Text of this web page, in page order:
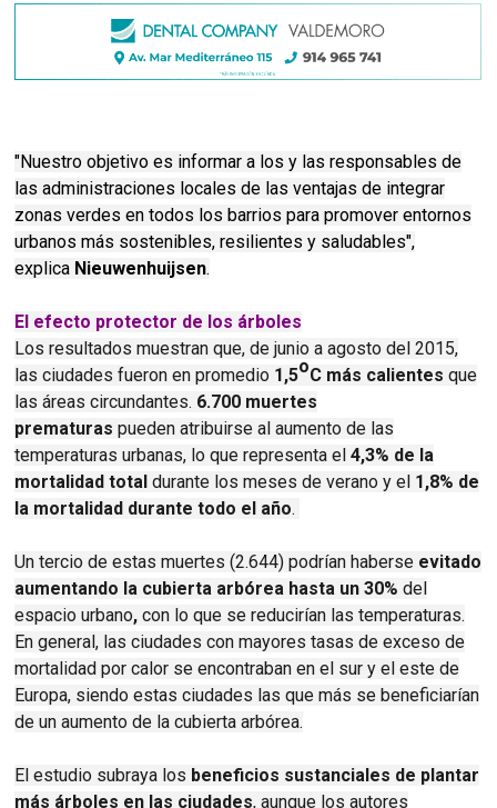
"Nuestro objetivo es informar a los y las responsables de
las administraciones locales de las ventajas de integrar
zonas verdes en todos los barrios para promover entornos
urbanos más sostenibles, resilientes y saludables",
explica Nieuwenhuijsen.
El efecto protector de los árboles
Los resultados muestran que, de junio a agosto del 2015,
las ciudades fueron en promedio 1,5oC más calientes que
las áreas circundantes. 6.700 muertes
prematuras pueden atribuirse al aumento de las
temperaturas urbanas, lo que representa el4,3% de la
mortalidad totaldurante los meses de verano y el 1,8% de
la mortalidad durante todo el año.
Un tercio de estas muertes (2.644) podrían haberse evitado
aumentando la cubierta arbórea hasta un 30%del
espacio urbano, con lo que se reducirían las temperaturas.
En general, las ciudades con mayores tasas de exceso de
mortalidad por calor se encontraban en el sur y el este de
Europa, siendo estas ciudades las que más se beneficiarían
de un aumento de la cubierta arbórea.
El estudio subraya los beneficios sustanciales de plantar
más árboles en las ciudades, aunque los autores